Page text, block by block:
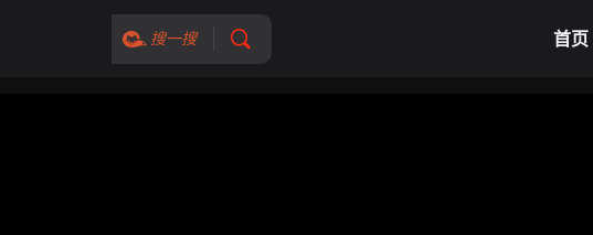
搜一搜 首页